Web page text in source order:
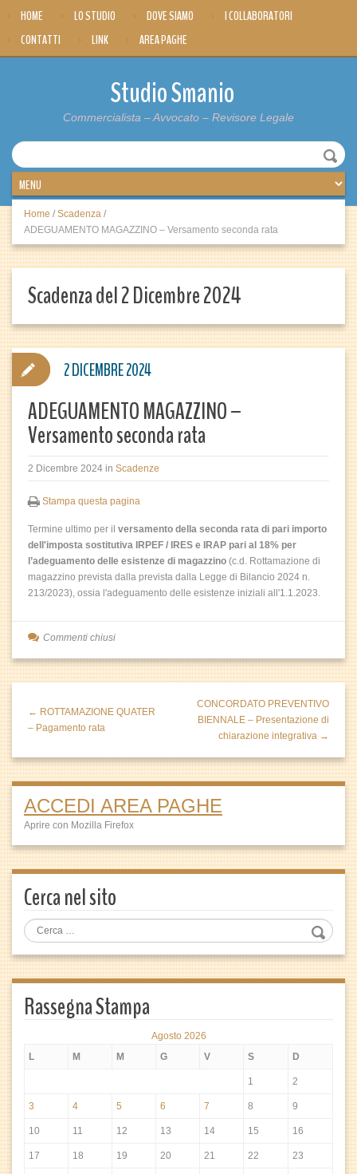
HOME LO STUDIO DOVE SIAMO
I COLLABORATORI
CONTATTI
LINK AREA PAGHE
Studio Smanio
Commercialista – Avvocato – Revisore Legale
Home / Scadenza /
ADEGUAMENTO MAGAZZINO – Versamento seconda rata
Scadenza del 2 Dicembre 2024
ADEGUAMENTO MAGAZZINO –
Versamento seconda rata
2 Dicembre 2024 in Scadenze
Stampa questa pagina
Termine ultimo per il versamento della seconda rata di pari importo
dell'imposta sostitutiva IRPEF / IRES e IRAP pari al 18% per
l’adeguamento delle esistenze di magazzino (c.d. Rottamazione di
magazzino prevista dalla prevista dalla Legge di Bilancio 2024 n.
213/2023), ossia l'adeguamento delle esistenze iniziali all'1.1.2023.
2 DICEMBRE 2024
Commenti chiusi
← ROTTAMAZIONE QUATER
– Pagamento rata
CONCORDATO PREVENTIVO
BIENNALE – Presentazione di
chiarazione integrativa →
ACCEDI AREA PAGHE
Aprire con Mozilla Firefox
Cerca nel sito
Rassegna Stampa
Agosto 2026
L
M M G V S D
1 2
3 4 5 6 7 8 9
10 11 12 13 14 15 16
17 18 19 20 21 22 23